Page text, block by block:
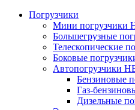
Погрузчики
Мини погрузчики
Большегрузные
Телескопические
Боковые
Автопогрузчики
Бензиновые
Газ-
Дизельные